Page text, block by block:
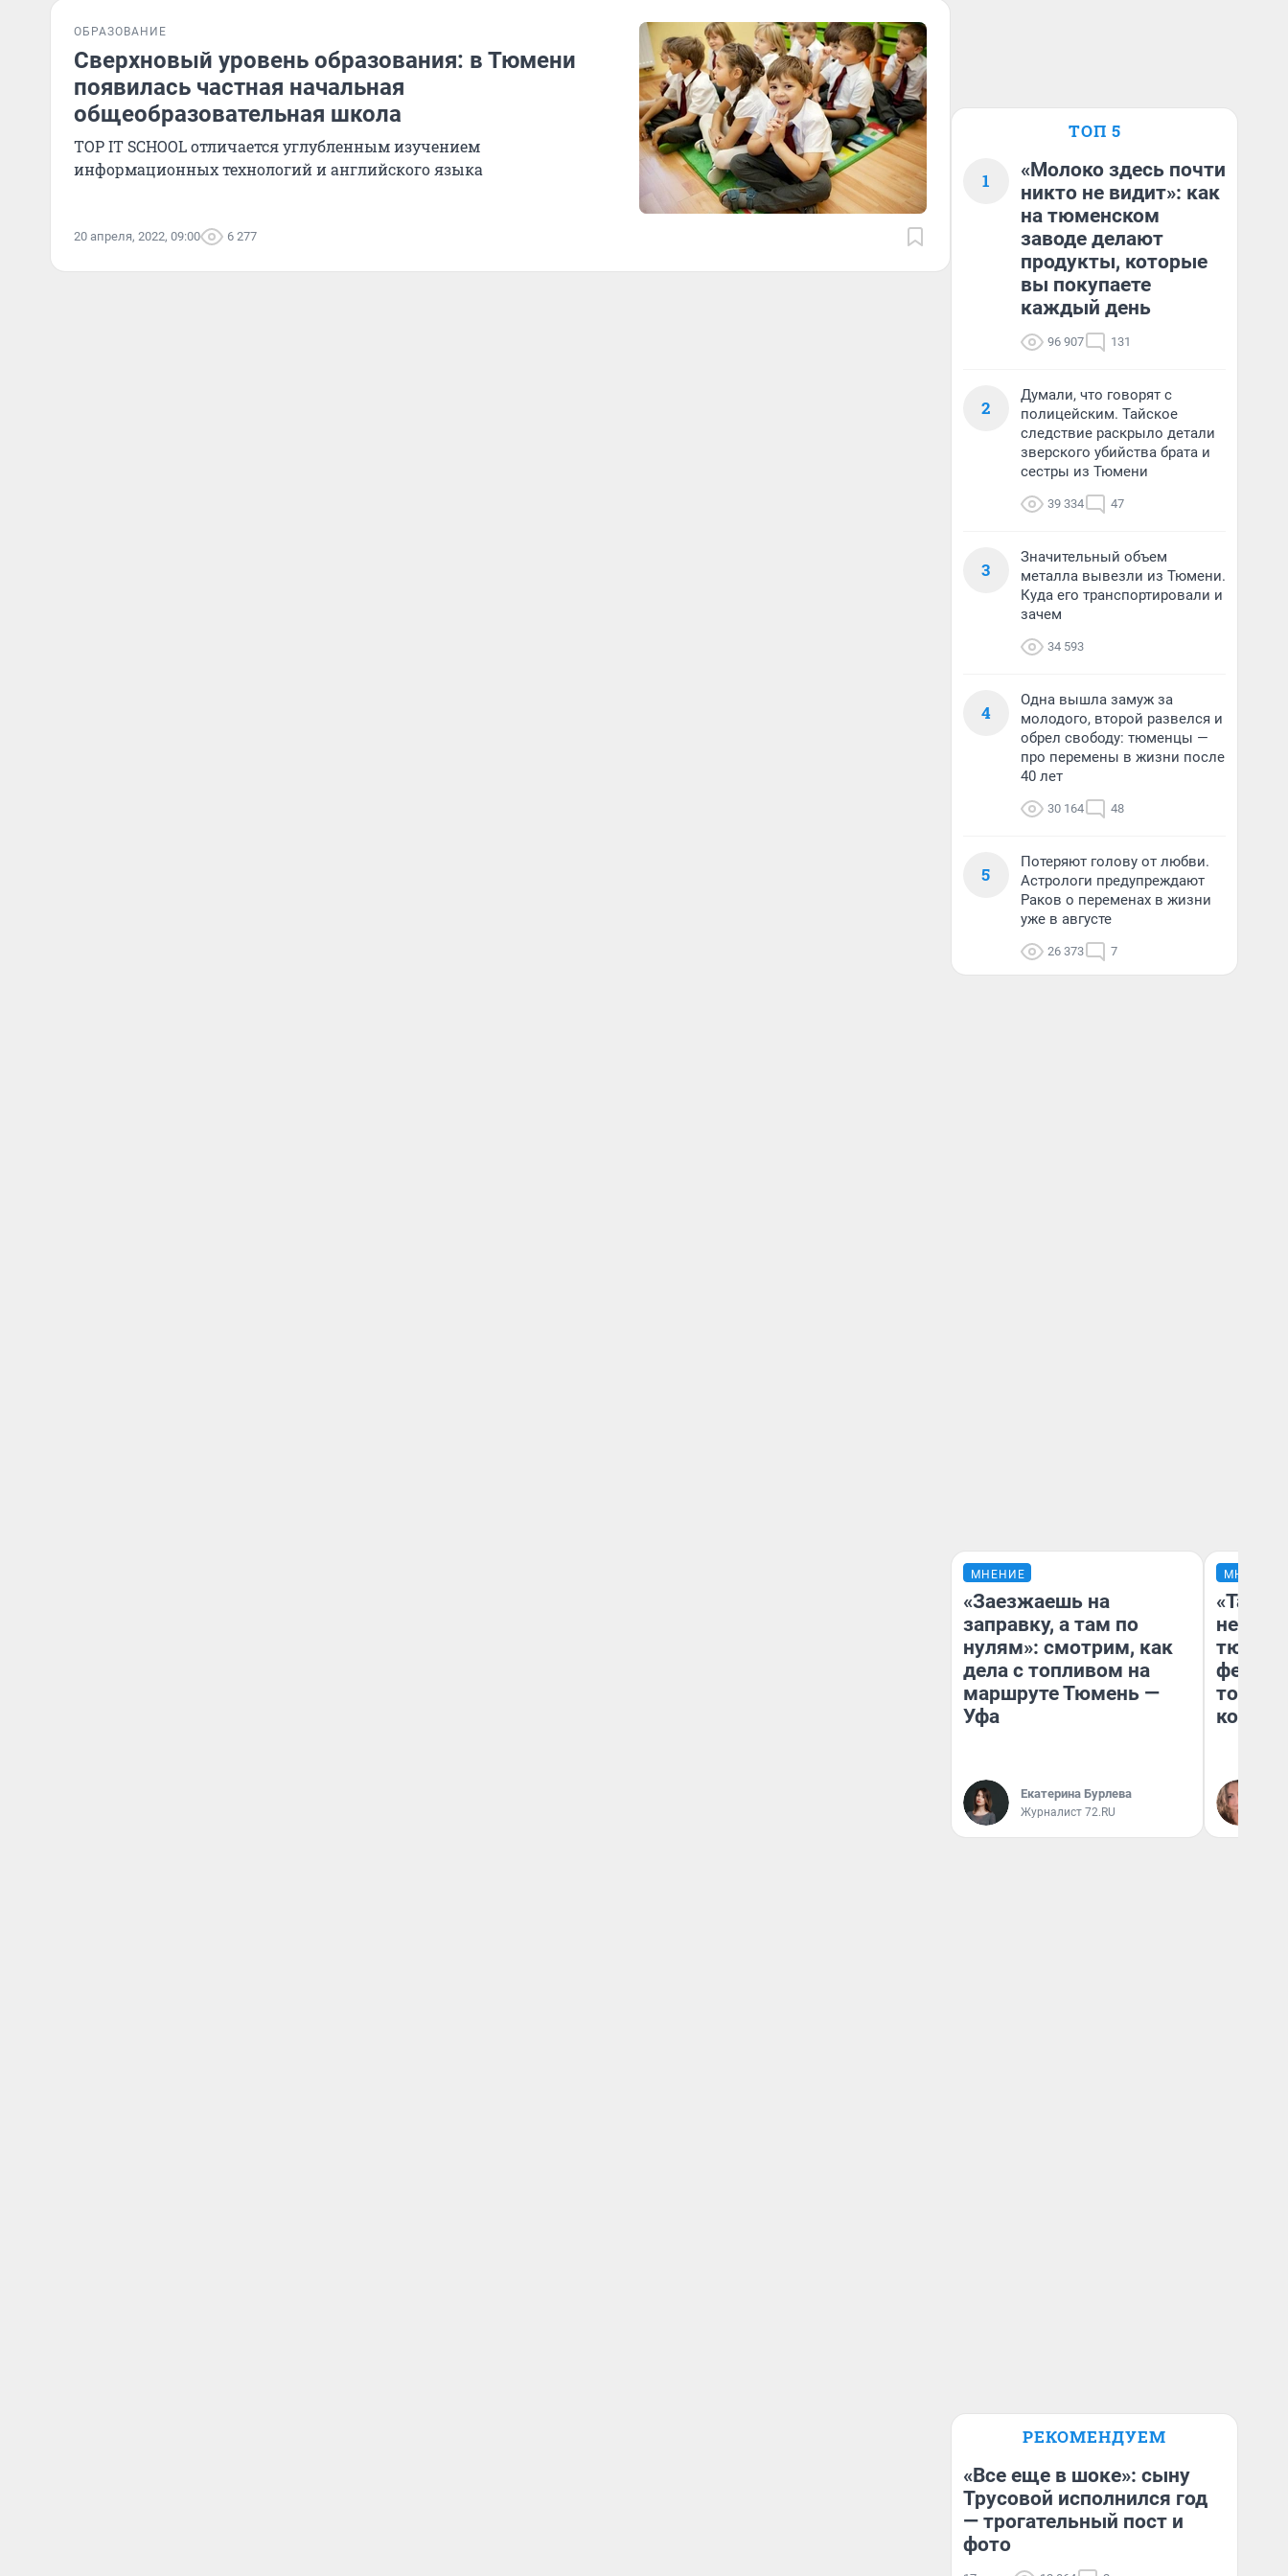
ОБРАЗОВАНИЕ
Сверхновый уровень образования: в Тюмени
появилась частная начальная
общеобразовательная школа
ТОР IT SCHOOL отличается углубленным изучением
информационных технологий и английского языка
20 апреля, 2022, 09:00 6 277
ТОП 5
1
«Молоко здесь почти
никто не видит»: как
на тюменском
заводе делают
продукты, которые
вы покупаете
каждый день
96 907 131
2
Думали, что говорят с
полицейским. Тайское
следствие раскрыло детали
зверского убийства брата и
сестры из Тюмени
39 334 47
3
Значительный объем
металла вывезли из Тюмени.
Куда его транспортировали и
зачем
34 593
4
Одна вышла замуж за
молодого, второй развелся и
обрел свободу: тюменцы —
про перемены в жизни после
40 лет
30 164 48
5
Потеряют голову от любви.
Астрологи предупреждают
Раков о переменах в жизни
уже в августе
26 373 7
МНЕНИЕ
«Заезжаешь на
заправку, а там по
нулям»: смотрим, как
дела с топливом на
маршруте Тюмень —
Уфа
Екатерина Бурлева
Журналист 72.RU
МНЕНИЕ
не
РЕКОМЕНДУЕМ
«Все еще в шоке»: сыну
Трусовой исполнился год
— трогательный пост и
фото